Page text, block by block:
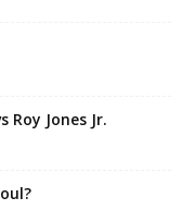
Roy Jones Jr.